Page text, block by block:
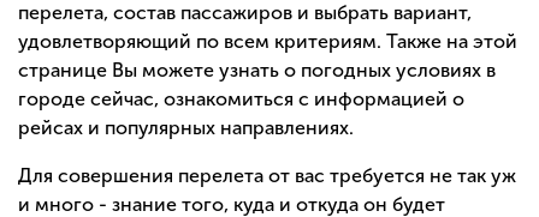
перелета, состав пассажиров и выбрать вариант,
удовлетворяющий по всем критериям. Также на этой
странице Вы можете узнать о погодных условиях в
городе сейчас, ознакомиться с информацией о
рейсах и популярных направлениях.
Для совершения перелета от вас требуется не так уж
и много - знание того, куда и откуда он будет